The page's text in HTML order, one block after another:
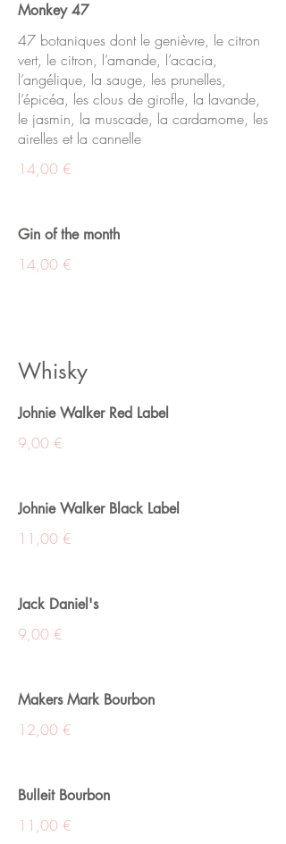
Monkey 47
47 botaniques dont le genièvre, le citron
vert, le citron, l’amande, l’acacia,
l’angélique, la sauge, les prunelles,
l’épicéa, les clous de girofle, la lavande,
le jasmin, la muscade, la cardamome, les
airelles et la cannelle
14,00 €
Gin of the month
14,00 €
Whisky
Johnie Walker Red Label
9,00 €
Johnie Walker Black Label
11,00 €
Jack Daniel's
9,00 €
Makers Mark Bourbon
12,00 €
Bulleit Bourbon
11,00 €